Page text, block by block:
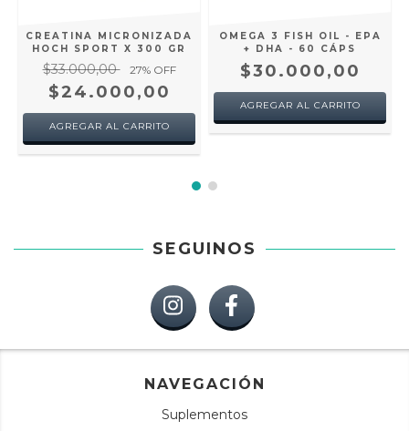
CREATINA MICRONIZADA
HOCH SPORT X 300 GR
$33.000,00 27% OFF
$24.000,00
OMEGA 3 FISH OIL - EPA
+ DHA - 60 CÁPS
$30.000,00
SEGUINOS
NAVEGACIÓN
Suplementos